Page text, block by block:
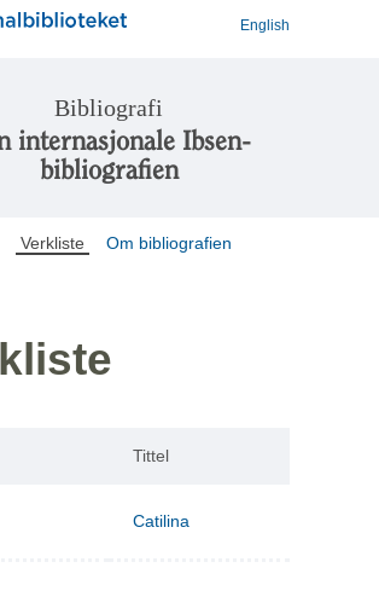
English
Bibliografi
internasjonale Ibsen-
bibliografien
Verkliste Om bibliografien
Tittel
Catilina